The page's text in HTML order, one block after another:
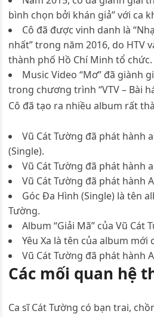
bình chọn bởi khán giả” với ca
Cô đã được vinh danh là
nhất” trong năm 2016, do HTV
thành phố Hồ Chí Minh tổ chức.
Music Video “Mơ” đã giành
trong chương trình “VTV – Bài
Cô đã tạo ra nhiều album rất
Vũ Cát Tường đã phát hành
(Single).
Vũ Cát Tường đã phát hành
Vũ Cát Tường đã phát hành
Góc Đa Hình (Single) là tên
Tường.
Album “Giải Mã” của Vũ Cát
Yêu Xa là tên của album mới
Vũ Cát Tường đã phát hành
Các mối quan hệ
Ca sĩ Cát Tường có bạn trai,